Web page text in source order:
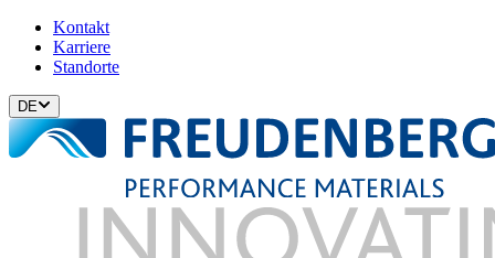
Kontakt
Karriere
Standorte
DE